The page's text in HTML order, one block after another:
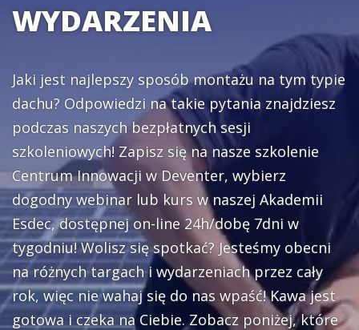
WYDARZENIA
Jaki jest najlepszy sposób montażu na tym typie
dachu? Odpowiedzi na takie pytania znajdziesz
podczas naszych bezpłatnych sesji
szkoleniowych! Zapisz się na nasze szkolenie
Centrum Innowacji w Deventer, wybierz
dogodny webinar lub kurs w naszej Akademii
Esdec, dostępnej on-line 24h/dobę 7dni w
tygodniu! Wolisz się spotkać? Jesteśmy obecni
na różnych targach i wydarzeniach przez cały
rok, więc nie wahaj się do nas wpaść! Kawa jest
gotowa i czeka na Ciebie. Zobacz poniżej, które